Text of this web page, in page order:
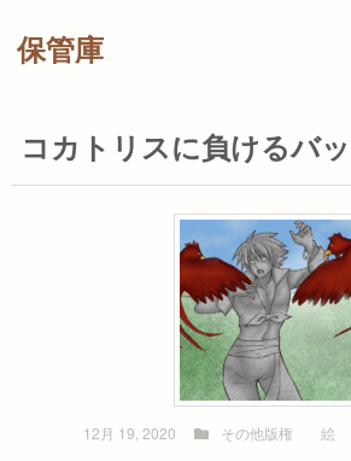
保管庫
コカトリスに負けるバ
12月 19, 2020 その他版権 絵